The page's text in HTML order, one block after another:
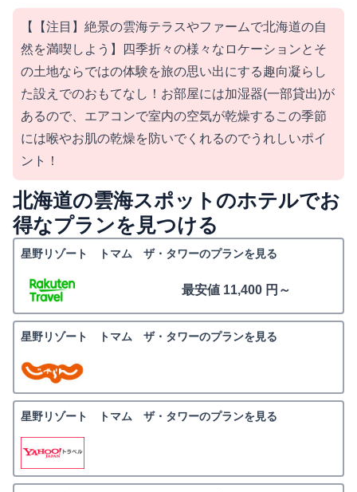
【【注目】絶景の雲海テラスやファームで北海道の自
然を満喫しよう】四季折々の様々なロケーションとそ
の土地ならではの体験を旅の思い出にする趣向凝らし
た設えでのおもてなし！お部屋には加湿器(一部貸出)が
あるので、エアコンで室内の空気が乾燥するこの季節
には喉やお肌の乾燥を防いでくれるのでうれしいポイ
ント！
北海道の雲海スポットのホテルでお
得なプランを見つける
星野リゾート トマム ザ・タワーのプランを見る
最安値 11,400 円～
星野リゾート トマム ザ・タワーのプランを見る
星野リゾート トマム ザ・タワーのプランを見る